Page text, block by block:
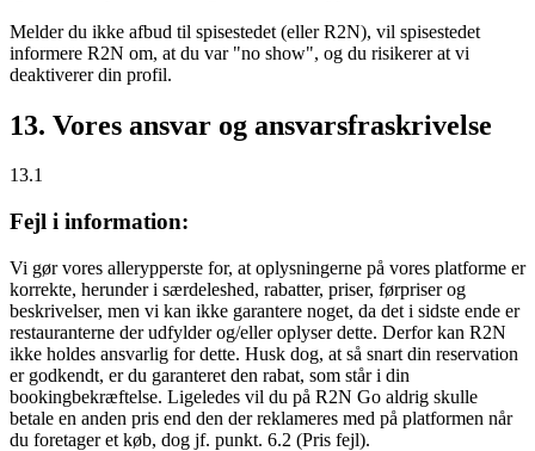
Melder du ikke afbud til spisestedet (eller R2N), vil spisestedet
informere R2N om, at du var "no show", og du risikerer at vi
deaktiverer din profil.
13. Vores ansvar og ansvarsfraskrivelse
13.1
Fejl i information:
Vi gør vores allerypperste for, at oplysningerne på vores platforme er
korrekte, herunder i særdeleshed, rabatter, priser, førpriser og
beskrivelser, men vi kan ikke garantere noget, da det i sidste ende er
restauranterne der udfylder og/eller oplyser dette. Derfor kan R2N
ikke holdes ansvarlig for dette. Husk dog, at så snart din reservation
er godkendt, er du garanteret den rabat, som står i din
bookingbekræftelse. Ligeledes vil du på R2N Go aldrig skulle
betale en anden pris end den der reklameres med på platformen når
du foretager et køb, dog jf. punkt. 6.2 (Pris fejl).